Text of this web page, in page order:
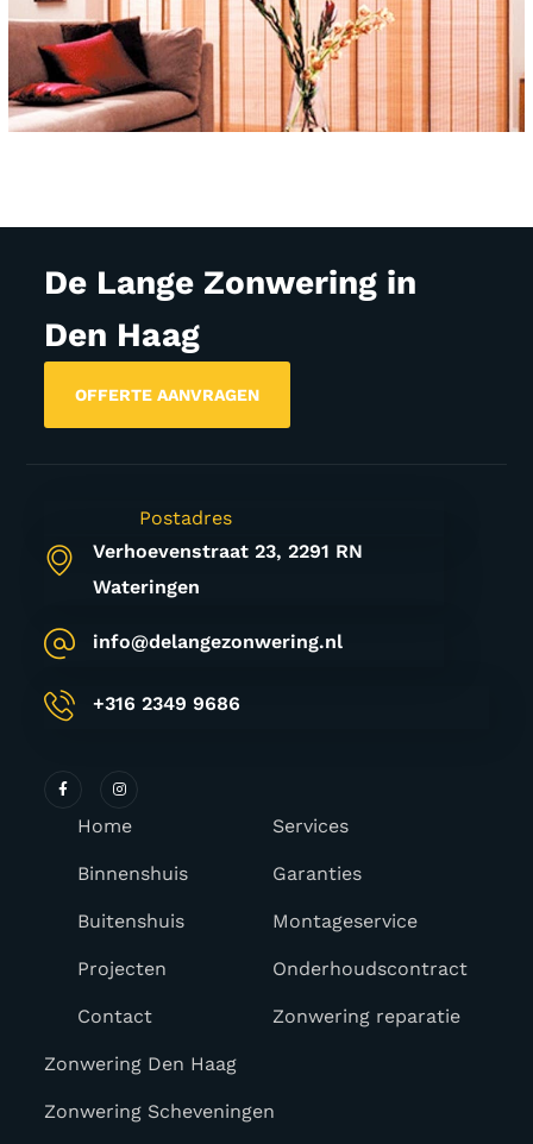
De Lange Zonwering in
Den Haag
OFFERTE AANVRAGEN
Postadres
Verhoevenstraat 23, 2291 RN
Wateringen
info@delangezonwering.nl
+316 2349 9686
Home
Binnenshuis
Buitenshuis
Projecten
Contact
Services
Garanties
Montageservice
Onderhoudscontract
Zonwering reparatie
Zonwering Den Haag
Zonwering Scheveningen